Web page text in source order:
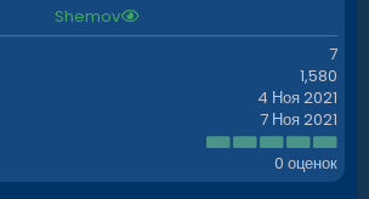
Shemov
7
1,580
4 Ноя 2021
7 Ноя 2021
0
.
0
0 оценок